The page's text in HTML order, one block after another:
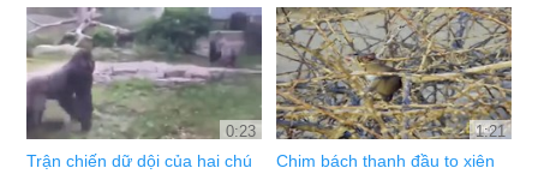
0:23
Trận chiến dữ dội của hai chú
1:21
Chim bách thanh đầu to xiên